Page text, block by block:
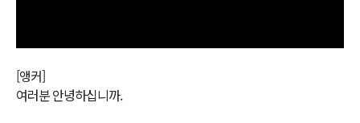
[앵커]
여러분 안녕하십니까.